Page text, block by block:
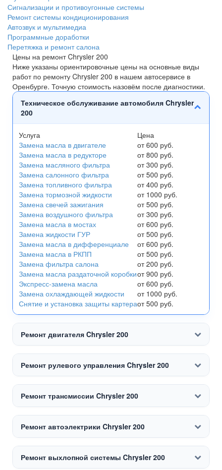
Сигнализации и противоугонные системы
Ремонт системы кондиционирования
Автозвук и мультимедиа
Программные доработки
Перетяжка и ремонт салона
Цены на ремонт Chrysler 200
Ниже указаны ориентировочные цены на основные виды
работ по ремонту Chrysler 200 в нашем автосервисе в
Оренбурге. Точную стоимость назовём после диагностики.
Техническое обслуживание автомобиля Chrysler
200
Услуга
Цена
Замена масла в двигателе
от 600 руб.
Замена масла в редукторе
от 800 руб.
Замена масляного фильтра
от 300 руб.
Замена салонного фильтра
от 500 руб.
Замена топливного фильтра
от 400 руб.
Замена тормозной жидкости
от 1000 руб.
Замена свечей зажигания
от 500 руб.
Замена воздушного фильтра
от 300 руб.
Замена масла в мостах
от 600 руб.
Замена жидкости ГУР
от 500 руб.
Замена масла в дифференциале
от 600 руб.
Замена масла в РКПП
от 500 руб.
Замена фильтра салона
от 200 руб.
Замена масла раздаточной коробкиот 900 руб.
Экспресс-замена масла
от 600 руб.
Замена охлаждающей жидкости
от 1000 руб.
Снятие и установка защиты картераот 500 руб.
Ремонт двигателя Chrysler 200
Ремонт рулевого управления Chrysler 200
Ремонт трансмиссии Chrysler 200
Ремонт автоэлектрики Chrysler 200
Ремонт выхлопной системы Chrysler 200